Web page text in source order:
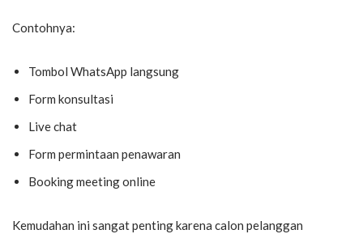
Contohnya:
Tombol WhatsApp langsung
Form konsultasi
Live chat
Form permintaan penawaran
Booking meeting online
Kemudahan ini sangat penting karena calon pelanggan